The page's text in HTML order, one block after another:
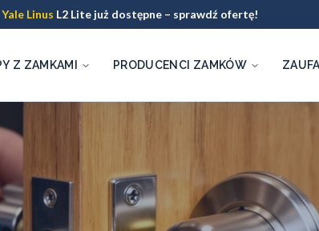
Yale Linus L2 Lite już dostępne – sprawdź ofertę!
Z ZAMKAMI PRODUCENCI ZAMKÓW